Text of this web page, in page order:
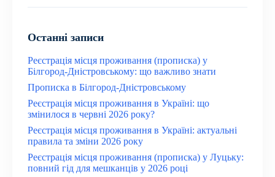
Останні записи
Реєстрація місця проживання (прописка) у
Білгород-Дністровському: що важливо знати
Прописка в Білгород-Дністровському
Реєстрація місця проживання в Україні: що
змінилося в червні 2026 року?
Реєстрація місця проживання в Україні: актуальні
правила та зміни 2026 року
Реєстрація місця проживання (прописка) у Луцьку:
повний гід для мешканців у 2026 році